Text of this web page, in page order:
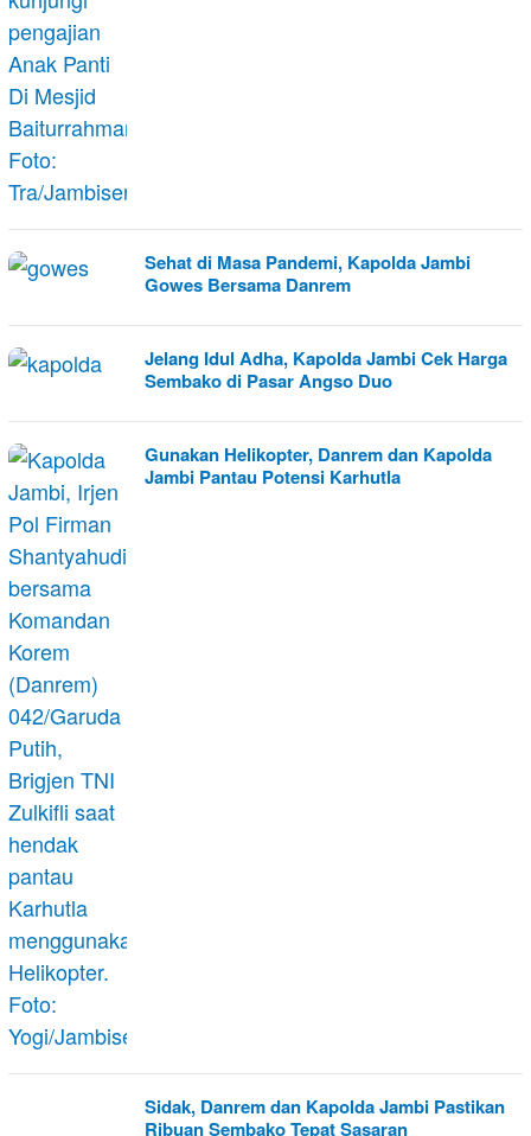
Sehat di Masa Pandemi, Kapolda Jambi
Gowes Bersama Danrem
Jelang Idul Adha, Kapolda Jambi Cek Harga
Sembako di Pasar Angso Duo
Gunakan Helikopter, Danrem dan Kapolda
Jambi Pantau Potensi Karhutla
Sidak, Danrem dan Kapolda Jambi Pastikan
Ribuan Sembako Tepat Sasaran